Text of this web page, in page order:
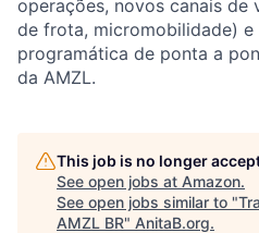
operações, novos canais de
de frota, micromobilidade) e
programática de ponta a
da AMZL.
This job is no longer
See open jobs at Amazon.
See open jobs similar to "
AMZL BR" AnitaB.org.